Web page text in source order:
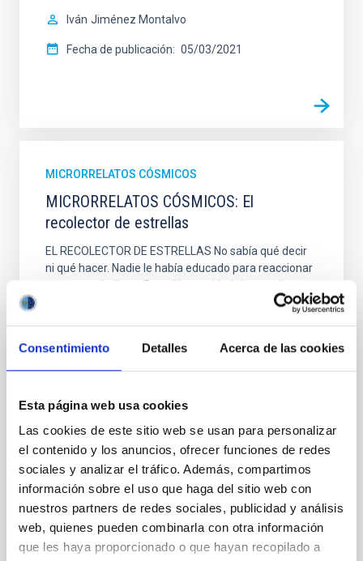
Consentimiento Detalles Acerca de las cookies
Esta página web usa cookies
Las cookies de este sitio web se usan para personalizar
el contenido y los anuncios, ofrecer funciones de redes
sociales y analizar el tráfico. Además, compartimos
información sobre el uso que haga del sitio web con
nuestros partners de redes sociales, publicidad y análisis
web, quienes pueden combinarla con otra información
que les haya proporcionado o que hayan recopilado a
Iván Jiménez Montalvo
Fecha de publicación 05/03/2021
MICRORRELATOS CÓSMICOS
MICRORRELATOS CÓSMICOS: El
recolector de estrellas
EL RECOLECTOR DE ESTRELLAS No sabía qué decir
ni qué hacer. Nadie le había educado para reaccionar
ante tanta belleza. Era tal la cantidad de estrellas que
protegían aquella tierra volcánica que recordar todos
estaría dedicada a ellas. Y como el bibliotecario,
recorrería los pasillos del firmamento ordenándolas,
ellas. “Microrrelatos cósmicos” es una nueva
Os invitamos a colaborar en
Rodrigo González Peinado
Fecha de publicación 05/03/2021